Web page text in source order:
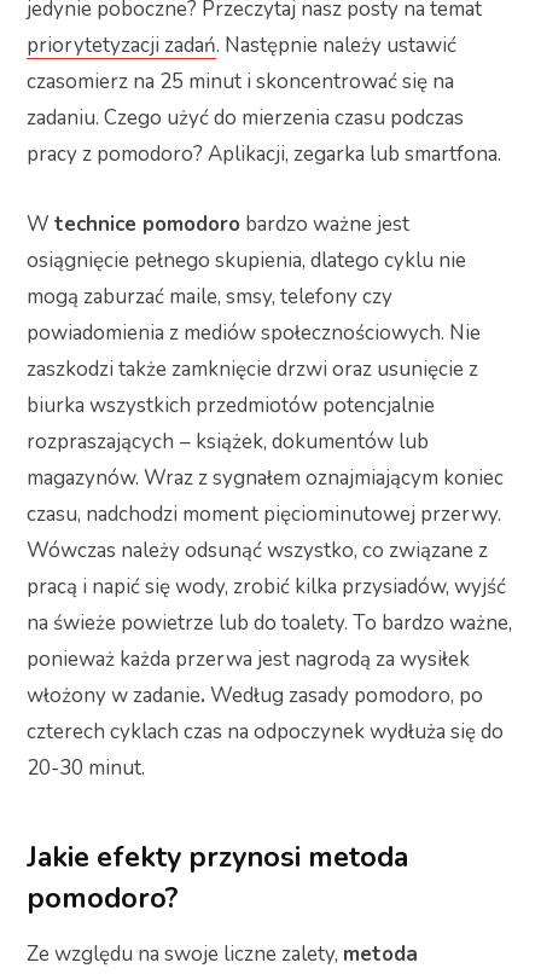
jedynie poboczne? Przeczytaj nasz posty na temat
priorytetyzacji zadań. Następnie należy ustawić
czasomierz na 25 minut i skoncentrować się na
zadaniu. Czego użyć do mierzenia czasu podczas
pracy z pomodoro? Aplikacji, zegarka lub smartfona.
W technice pomodoro bardzo ważne jest
osiągnięcie pełnego skupienia, dlatego cyklu nie
mogą zaburzać maile, smsy, telefony czy
powiadomienia z mediów społecznościowych. Nie
zaszkodzi także zamknięcie drzwi oraz usunięcie z
biurka wszystkich przedmiotów potencjalnie
rozpraszających – książek, dokumentów lub
magazynów. Wraz z sygnałem oznajmiającym koniec
czasu, nadchodzi moment pięciominutowej przerwy.
Wówczas należy odsunąć wszystko, co związane z
pracą i napić się wody, zrobić kilka przysiadów, wyjść
na świeże powietrze lub do toalety. To bardzo ważne,
ponieważ każda przerwa jest nagrodą za wysiłek
włożony w zadanie. Według zasady pomodoro, po
czterech cyklach czas na odpoczynek wydłuża się do
20-30 minut.
Jakie efekty przynosi metoda
pomodoro?
Ze względu na swoje liczne zalety, metoda